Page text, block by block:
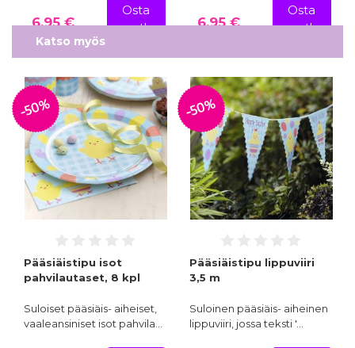
6,95 €
Osta
nyt!
6,95 €
Osta
nyt!
Katso myös
-50%
Pääsiäistipu isot
pahvilautaset, 8 kpl
Suloiset pääsiäis- aiheiset,
vaaleansiniset isot pahvila…
-50%
Pääsiäistipu lippuviiri
3,5 m
Suloinen pääsiäis- aiheinen
lippuviiri, jossa teksti '…